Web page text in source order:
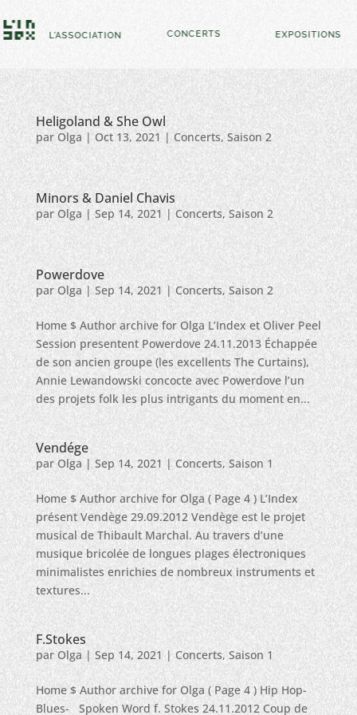
L'ASSOCIATION CONCERTS EXPOSITIONS
Heligoland & She Owl
par Olga |Oct 13, 2021|Concerts,Saison 2
Minors & Daniel Chavis
parOlga|Sep 14, 2021 | Concerts, Saison 2
Powerdove
par Olga|Sep 14, 2021 |Concerts, Saison 2
Home $ Author archive for Olga L’Index et Oliver Peel
Session presentent Powerdove 24.11.2013 Échappée
de son ancien groupe (les excellents The Curtains),
Annie Lewandowski concocte avec Powerdove l’un
des projets folk les plus intrigants du moment en...
Vendége
par Olga | Sep 14, 2021 |Concerts,Saison 1
Home $ Author archive for Olga ( Page 4 ) L’Index
présent Vendège 29.09.2012 Vendège est le projet
musical de Thibault Marchal. Au travers d’une
musique bricolée de longues plages électroniques
minimalistes enrichies de nombreux instruments et
textures...
F.Stokes
parOlga | Sep 14, 2021|Concerts, Saison 1
Home $ Author archive for Olga ( Page 4 ) Hip Hop-
Blues- Spoken Word f. Stokes 24.11.2012 Coup de